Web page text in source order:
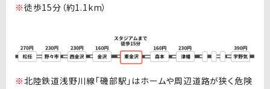
※徒歩15分（約1.1km）
※北陸鉄道浅野川線「磯部駅」はホームや周辺道路が狭く危険